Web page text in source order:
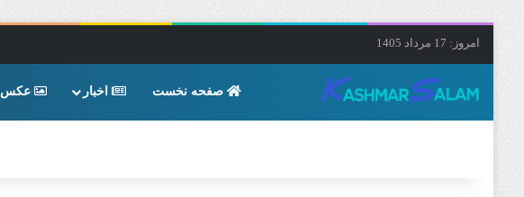
امروز: 17 مرداد 1405
صفحه نخست اخبار عکس